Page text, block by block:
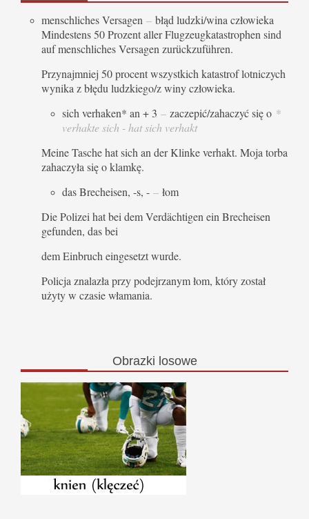
menschliches Versagen – błąd ludzki/wina człowieka
Mindestens 50 Prozent aller Flugzeugkatastrophen sind
auf menschliches Versagen zurückzuführen.
Przynajmniej 50 procent wszystkich katastrof lotniczych
wynika z błędu ludzkiego/z winy człowieka.
sich verhaken* an + 3 – zaczepić/zahaczyć się o *
verhakte sich - hat sich verhakt
Meine Tasche hat sich an der Klinke verhakt. Moja torba
zahaczyła się o klamkę.
das Brecheisen, -s, - – łom
Die Polizei hat bei dem Verdächtigen ein Brecheisen
gefunden, das bei
dem Einbruch eingesetzt wurde.
Policja znalazła przy podejrzanym łom, który został
użyty w czasie włamania.
Obrazki losowe